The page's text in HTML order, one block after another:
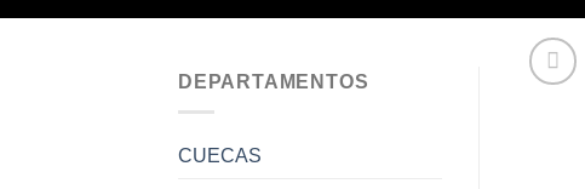
DEPARTAMENTOS
CUECAS